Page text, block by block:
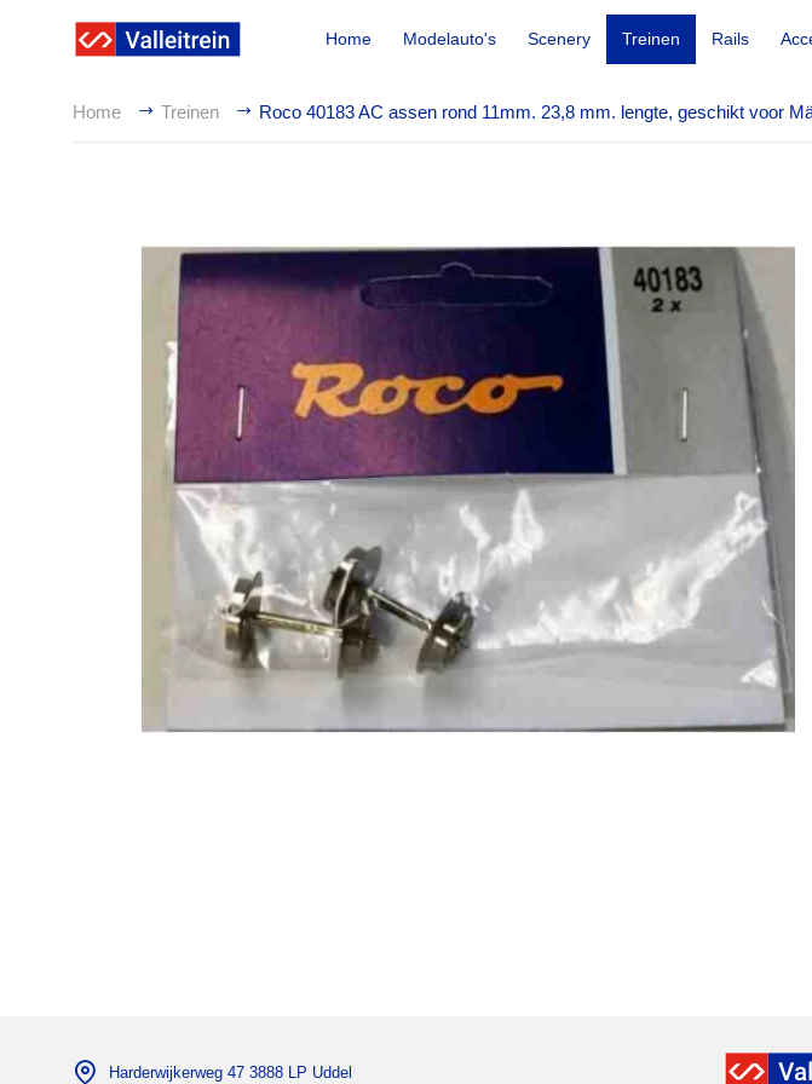
Home Modelauto's Scenery Treinen Rails
Home Treinen Roco 40183 AC assen rond 11mm. 23,8 mm. lengte, geschikt voor
Harderwijkerweg 47 3888 LP Uddel